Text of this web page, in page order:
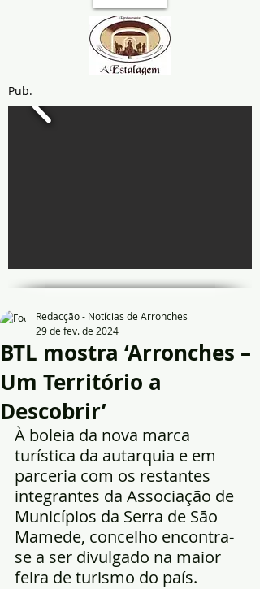
Pub.
BTL mostra ‘Arronches –
Um Território a
Descobrir’
Redacção - Notícias de Arronches
29 de fev. de 2024
À boleia da nova marca
turística da autarquia e em
parceria com os restantes
integrantes da Associação de
Municípios da Serra de São
Mamede, concelho encontra-
se a ser divulgado na maior
feira de turismo do país.